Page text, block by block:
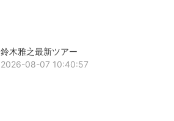
鈴木雅之最新ツアー
2026-08-07 10:40:57